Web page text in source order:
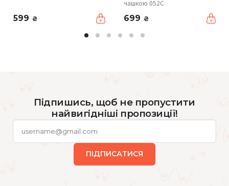
599 ₴
чашкою 052C
699 ₴
Підпишись, щоб не пропустити
найвигідніші пропозиції!
ПІДПИСАТИСЯ